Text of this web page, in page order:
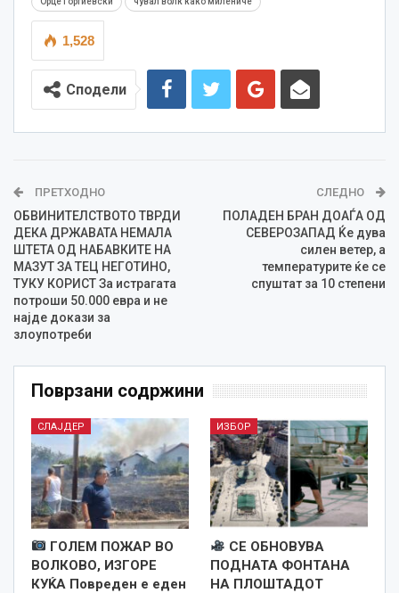
1,528
Сподели
ПРЕТХОДНО
ОБВИНИТЕЛСТВОТО ТВРДИ
ДЕКА ДРЖАВАТА НЕМАЛА
ШТЕТА ОД НАБАВКИТЕ НА
МАЗУТ ЗА ТЕЦ НЕГОТИНО,
ТУКУ КОРИСТ За истрагата
потроши 50.000 евра и не
најде докази за
злоупотреби
СЛЕДНО
ПОЛАДЕН БРАН ДОАЃА ОД
СЕВЕРОЗАПАД Ќе дува
силен ветер, а
температурите ќе се
спуштат за 10 степени
Поврзани содржини
СЛАЈДЕР
ГОЛЕМ ПОЖАР ВО
ВОЛКОВО, ИЗГОРЕ
КУЌА Повреден е еден
ИЗБОР
СЕ ОБНОВУВА
ПОДНАТА ФОНТАНА
НА ПЛОШТАДОТ